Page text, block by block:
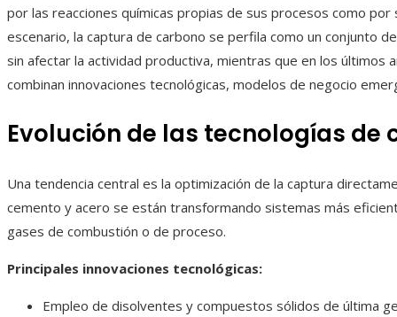
por las reacciones químicas propias de sus procesos como
escenario, la captura de carbono se perfila como un conjunto
sin afectar la actividad productiva, mientras que en los últimos
combinan innovaciones tecnológicas, modelos de negocio
Evolución de las tecnologías de
Una tendencia central es la optimización de la captura
cemento y acero se están transformando sistemas más
gases de combustión o de proceso.
Principales innovaciones tecnológicas:
Empleo de disolventes y compuestos sólidos de última